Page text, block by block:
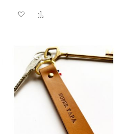
Ajouter
ma
liste
d’envie
comparateur